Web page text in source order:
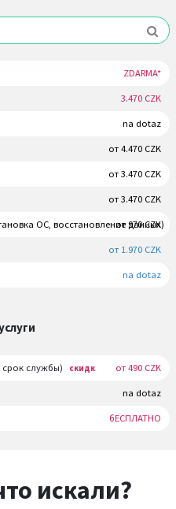
ZDARMA*
3.470 CZK
na dotaz
от 4.470 CZK
от 3.470 CZK
от 3.470 CZK
ОС, восстановление данных)
от 970 CZK
от 1.970 CZK
na dotaz
срок службы) скидк от 490 CZK
na dotaz
бЕСПЛАТНО
искали?